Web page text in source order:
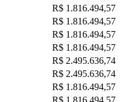
R$ 1.816.494,57
R$ 1.816.494,57
R$ 1.816.494,57
R$ 1.816.494,57
R$ 2.495.636,74
R$ 2.495.636,74
R$ 1.816.494,57
R$ 1.816.494,57